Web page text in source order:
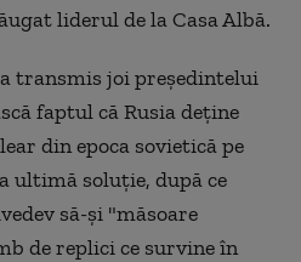
liderul de la Casa Albă.
transmis joi preşedintelui
faptul că Rusia deţine
din epoca sovietică pe
ultimă soluţie, după ce
să-şi "măsoare
de replici ce survine în